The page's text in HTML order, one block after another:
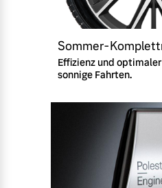
Sommer-
Effizienz und
sonnige Fahrten.